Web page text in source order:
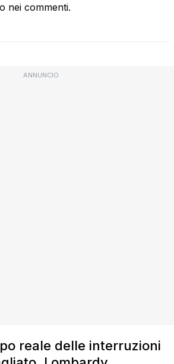
nei commenti.
ANNUNCIO
reale delle interruzioni